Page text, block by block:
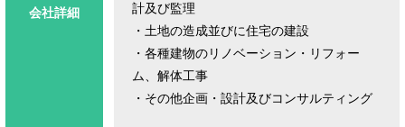
会社詳細
計及び監理
・土地の造成並びに住宅の建設
・各種建物のリノベーション・リフォー
ム、解体工事
・その他企画・設計及びコンサルティング